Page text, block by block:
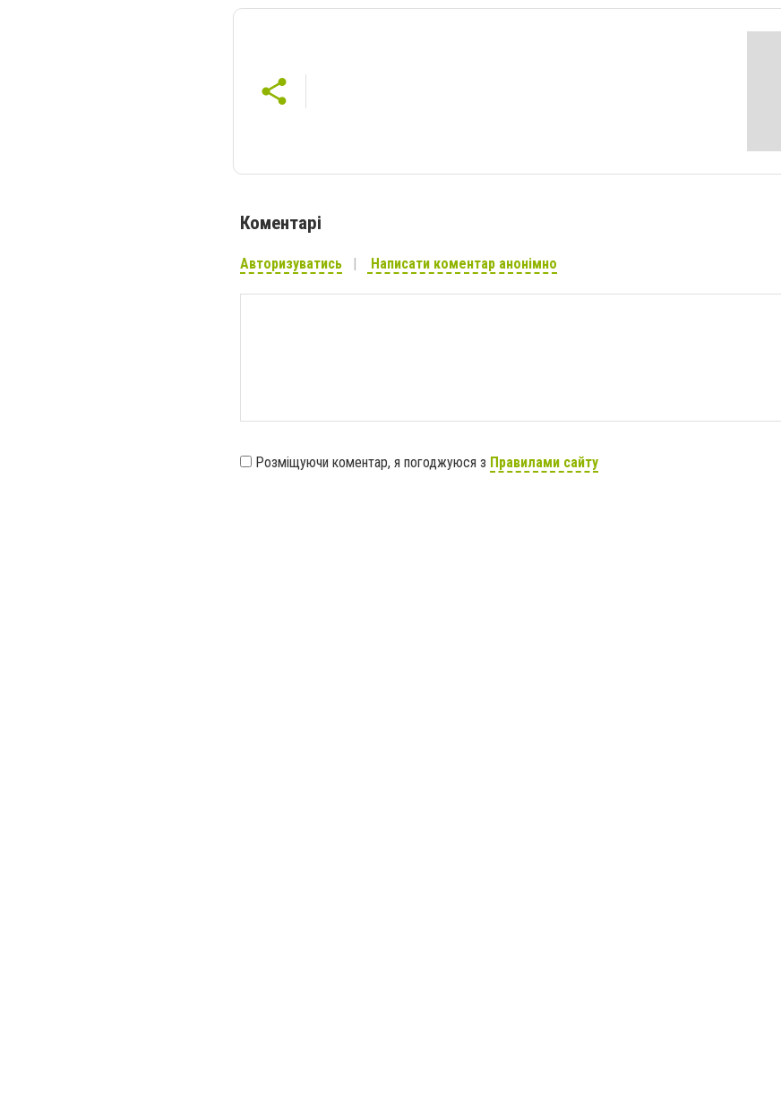
Коментарі
Авторизуватись Написати коментар анонімно
Розміщуючи коментар, я погоджуюся з Правилами сайту